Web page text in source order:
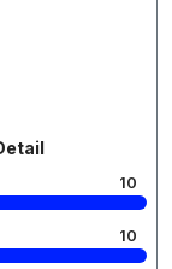
10
10